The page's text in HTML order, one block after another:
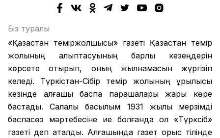
Біз туралы
«Қазақстан теміржолшысы» газеті Қазақстан темір
жолының қалыптасуының барлық кезеңдерін
көрсете отырып, оның жылнамасын жүргізіп
келеді. Түркістан-Сібір темір жолының құрылысы
кезінде алғашқы баспа парақшалары жарық көре
бастады. Салалық басылым 1931 жылы мерзімді
баспасөз мәртебесіне ие болғанда ол «Түрксіб»
газеті деп аталды. Алғашында газет орыс тілінде